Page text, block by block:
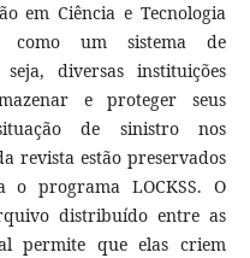
em Ciência e Tecnologia
como um sistema de
diversas instituições
e proteger seus
de sinistro nos
revista estão preservados
o programa LOCKSS. O
distribuído entre as
permite que elas criem